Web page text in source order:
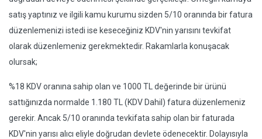
satış yaptınız ve ilgili kamu kurumu sizden 5/10 oranında bir fatura
düzenlemenizi istedi ise keseceğiniz KDV'nin yarısını tevkifat
olarak düzenlemeniz gerekmektedir. Rakamlarla konuşacak
olursak;
%18 KDV oranına sahip olan ve 1000 TL değerinde bir ürünü
sattığınızda normalde 1.180 TL (KDV Dahil) fatura düzenlemeniz
gerekir. Ancak 5/10 oranında tevkifata sahip olan bir faturada
KDV'nin yarısı alıcı eliyle doğrudan devlete ödenecektir. Dolayısıyla